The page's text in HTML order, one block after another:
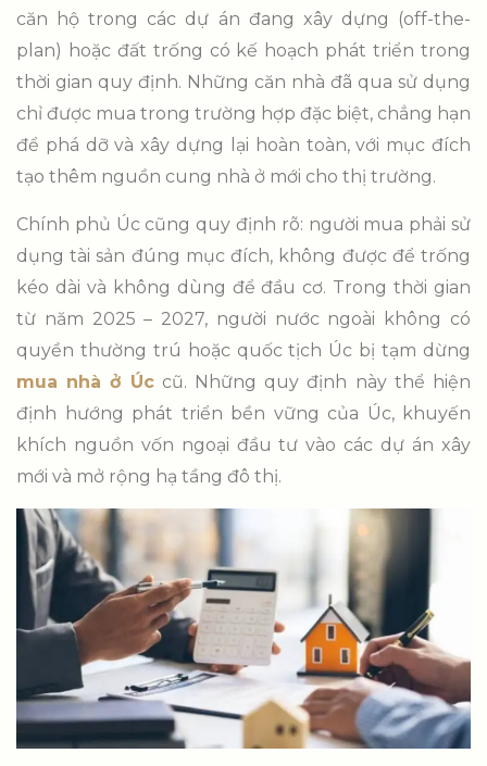
căn hộ trong các dự án đang xây dựng (off-the-
plan) hoặc đất trống có kế hoạch phát triển trong
thời gian quy định. Những căn nhà đã qua sử dụng
chỉ được mua trong trường hợp đặc biệt, chẳng hạn
để phá dỡ và xây dựng lại hoàn toàn, với mục đích
tạo thêm nguồn cung nhà ở mới cho thị trường.
Chính phủ Úc cũng quy định rõ: người mua phải sử
dụng tài sản đúng mục đích, không được để trống
kéo dài và không dùng để đầu cơ. Trong thời gian
từ năm 2025 – 2027, người nước ngoài không có
quyền thường trú hoặc quốc tịch Úc bị tạm dừng
mua nhà ở Úccũ. Những quy định này thể hiện
định hướng phát triển bền vững của Úc, khuyến
khích nguồn vốn ngoại đầu tư vào các dự án xây
mới và mở rộng hạ tầng đô thị.